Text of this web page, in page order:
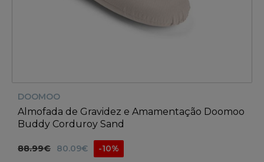
DOOMOO
Almofada de Gravidez e Amamentação Doomoo
Buddy Corduroy Sand
88.99€ 80.09€ -10%